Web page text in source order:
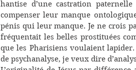
hantise d’une castration
compenser leur manque
pénis qui leur manque. Je ne crois
fréquentait les belles prostituées
que les Pharisiens voulaient lapider.
de psychanalyse, je veux dire